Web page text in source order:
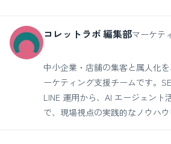
コレットラボ 編集部マーケテ
中小企業・店舗の集客と属人化
ーケティング支援チームです。
LINE 運用から、AI エージェント
で、現場視点の実践的なノウハウ